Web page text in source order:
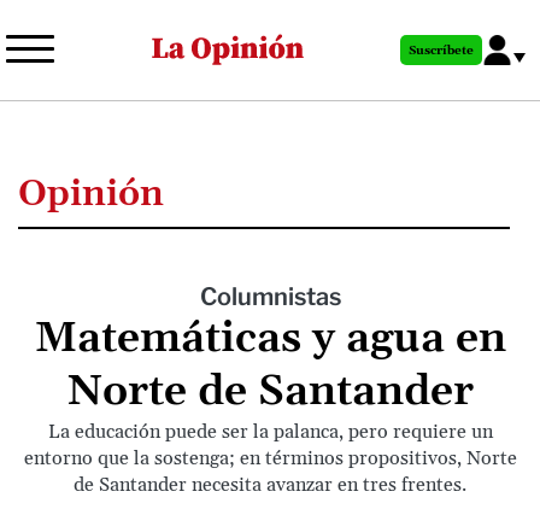
al
principal
Suscríbete
Opinión
Columnistas
Matemáticas y agua en
Norte de Santander
La educación puede ser la palanca, pero requiere un
entorno que la sostenga; en términos propositivos, Norte
de Santander necesita avanzar en tres frentes.